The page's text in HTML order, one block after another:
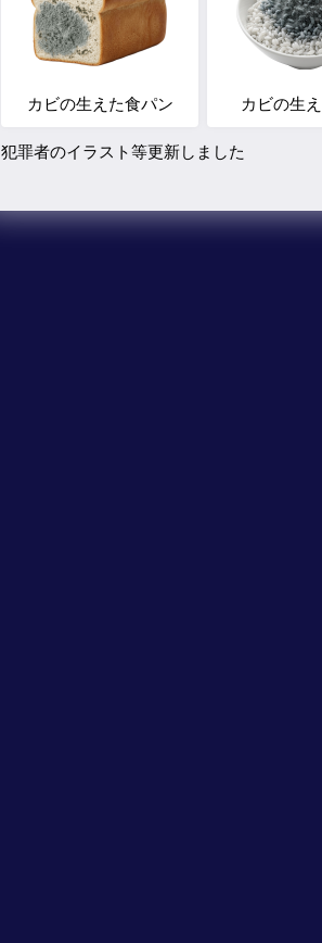
カビの生えた食パン カビの生
犯罪者のイラスト等更新しました